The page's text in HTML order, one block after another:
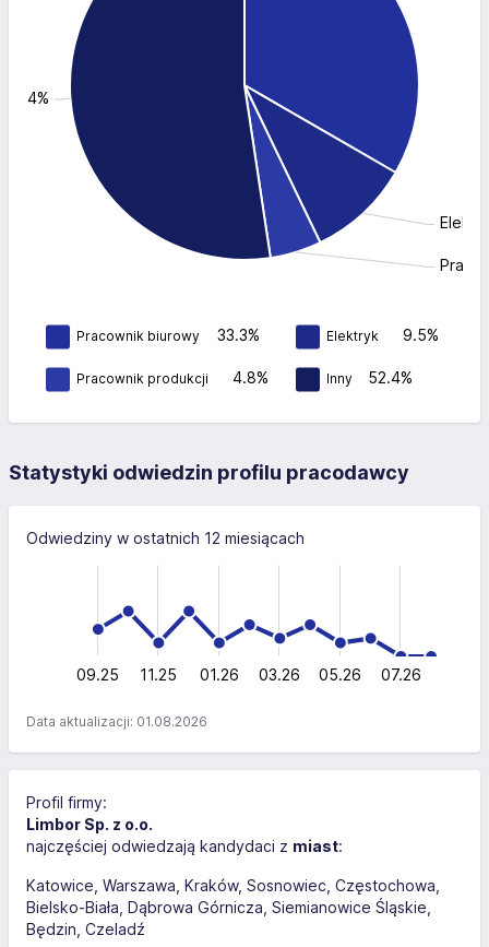
52.4%
Pracownik biurowy 33.3% Elektryk 9.5%
Pracownik produkcji 4.8% Inny 52.4%
Statystyki odwiedzin profilu pracodawcy
Odwiedziny w ostatnich 12 miesiącach
L
09.25 11.25 01.26 03.26 05.26 07.26
Data aktualizacji: 01.08.2026
Profil firmy:
Limbor Sp. z o.o.
najczęściej odwiedzają kandydaci z miast:
Katowice Warszawa Kraków Sosnowiec Częstochowa
Bielsko-Biała Dąbrowa Górnicza Siemianowice Śląskie
Będzin Czeladź